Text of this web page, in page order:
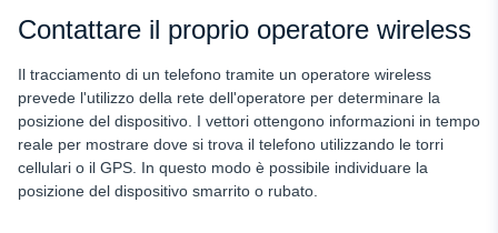
Contattare il proprio operatore wireless
Il tracciamento di un telefono tramite un operatore wireless
prevede l'utilizzo della rete dell'operatore per determinare la
posizione del dispositivo. I vettori ottengono informazioni in tempo
reale per mostrare dove si trova il telefono utilizzando le torri
cellulari o il GPS. In questo modo è possibile individuare la
posizione del dispositivo smarrito o rubato.